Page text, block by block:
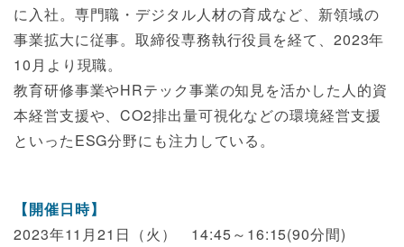
に入社。専門職・デジタル人材の育成など、新領域の
事業拡大に従事。取締役専務執行役員を経て、2023年
10月より現職。
教育研修事業やHRテック事業の知見を活かした人的資
本経営支援や、CO2排出量可視化などの環境経営支援
といったESG分野にも注力している。
【開催日時】
2023年11月21日（火） 14:45～16:15(90分間)